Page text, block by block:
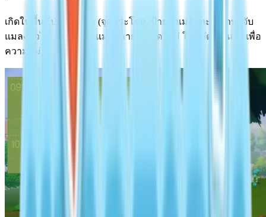
เกิดในพื้นที่ป่าเป็นหลัก (จุดกระโดด, ป้ายรถเมล์, ทะเลสาบ) จับ
แมลงทั่วไปก่อนเพื่อให้แมลงหายากเกิดใหม่ ใช้พิกัดด้านล่างเพื่อ
ความแม่นยำ